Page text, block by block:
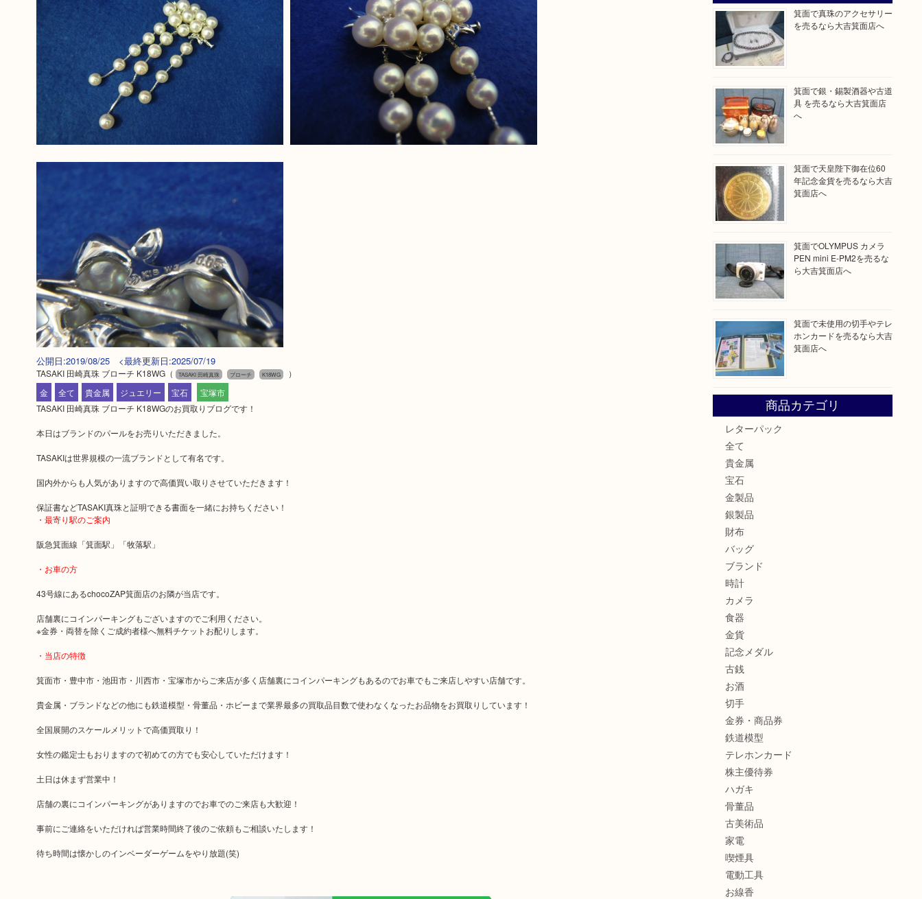
公開日:2019/08/25 <最終更新日:2025/07/19
TASAKI 田崎真珠 ブローチ K18WG（ TASAKI 田崎真珠 ブローチ K18WG
）
金
全て 貴金属 ジュエリー 宝石
宝塚市
TASAKI 田崎真珠 ブローチ K18WGのお買取りブログです！
本日はブランドのパールをお売りいただきました。
TASAKIは世界規模の一流ブランドとして有名です。
国内外からも人気がありますので高価買い取りさせていただきます！
保証書などTASAKI真珠と証明できる書面を一緒にお持ちください！
・最寄り駅のご案内
阪急箕面線「箕面駅」「牧落駅」
・お車の方
43号線にあるchocoZAP箕面店のお隣が当店です。
店舗裏にコインパーキングもございますのでご利用ください。
※金券・両替を除くご成約者様へ無料チケットお配りします。
・当店の特徴
箕面市・豊中市・池田市・川西市・宝塚市からご来店が多く店舗裏にコインパーキングもあるのでお車でもご来店しやすい店舗です。
貴金属・ブランドなどの他にも鉄道模型・骨董品・ホビーまで業界最多の買取品目数で使わなくなったお品物をお買取りしています！
全国展開のスケールメリットで高価買取り！
女性の鑑定士もおりますので初めての方でも安心していただけます！
土日は休まず営業中！
店舗の裏にコインパーキングがありますのでお車でのご来店も大歓迎！
事前にご連絡をいただければ営業時間終了後のご依頼もご相談いたします！
待ち時間は懐かしのインベーダーゲームをやり放題(笑)
箕面で真珠のアクセサリー
を売るなら大吉箕面店へ
箕面で銀・錫製酒器や古道
具 を売るなら大吉箕面店
へ
箕面で天皇陛下御在位60
年記念金貨を売るなら大吉
箕面店へ
箕面でOLYMPUS カメラ
PEN mini E-PM2を売るな
ら大吉箕面店へ
箕面で未使用の切手やテレ
ホンカードを売るなら大吉
箕面店へ
商品カテゴリ
レターパック
全て
貴金属
宝石
金製品
銀製品
財布
バッグ
ブランド
時計
カメラ
食器
金貨
記念メダル
古銭
お酒
切手
金券・商品券
鉄道模型
テレホンカード
株主優待券
ハガキ
骨董品
古美術品
家電
喫煙具
電動工具
お線香